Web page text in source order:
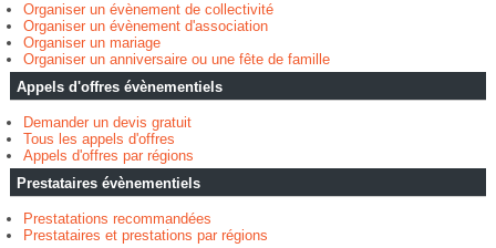
Organiser un évènement de collectivité
Organiser un évènement d'association
Organiser un mariage
Organiser un anniversaire ou une fête de famille
Appels d'offres évènementiels
Demander un devis gratuit
Tous les appels d'offres
Appels d'offres par régions
Prestataires évènementiels
Prestatations recommandées
Prestataires et prestations par régions